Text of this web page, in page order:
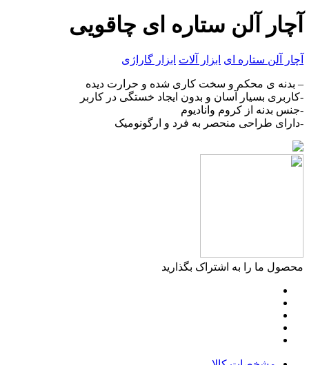
آچار آلن ستاره ای چاقويى
آچار آلن ستاره ای ابزار آلات ابزار گاراژی
– بدنه ی محکم و سخت کاری شده و حرارت دیده
-کاربری بسیار آسان و بدون ایجاد خستگی در کاربر
-جنس بدنه از کروم وانادیوم
-دارای طراحی منحصر به فرد و ارگونومیک
محصول ما را به اشتراک بگذارید